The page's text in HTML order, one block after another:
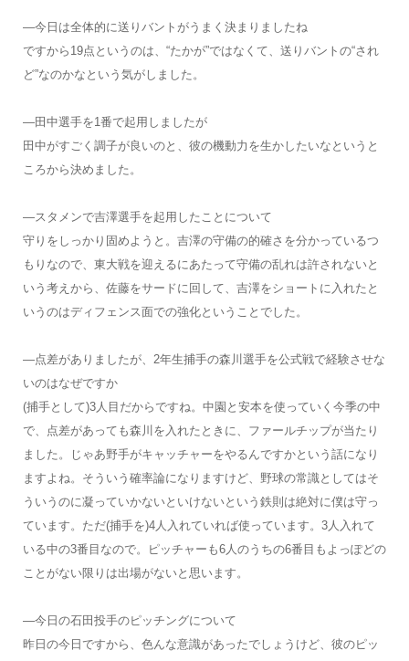
―今日は全体的に送りバントがうまく決まりましたね
ですから19点というのは、“たかが”ではなくて、送りバントの“され
ど”なのかなという気がしました。
―田中選手を1番で起用しましたが
田中がすごく調子が良いのと、彼の機動力を生かしたいなというと
ころから決めました。
―スタメンで吉澤選手を起用したことについて
守りをしっかり固めようと。吉澤の守備の的確さを分かっているつ
もりなので、東大戦を迎えるにあたって守備の乱れは許されないと
いう考えから、佐藤をサードに回して、吉澤をショートに入れたと
いうのはディフェンス面での強化ということでした。
―点差がありましたが、2年生捕手の森川選手を公式戦で経験させな
いのはなぜですか
(捕手として)3人目だからですね。中園と安本を使っていく今季の中
で、点差があっても森川を入れたときに、ファールチップが当たり
ました。じゃあ野手がキャッチャーをやるんですかという話になり
ますよね。そういう確率論になりますけど、野球の常識としてはそ
ういうのに凝っていかないといけないという鉄則は絶対に僕は守っ
ています。ただ(捕手を)4人入れていれば使っています。3人入れて
いる中の3番目なので。ピッチャーも6人のうちの6番目もよっぽどの
ことがない限りは出場がないと思います。
―今日 の石田投手のピッチングについて
昨日の今日ですから、色んな意識があったでしょうけど、彼のピッ